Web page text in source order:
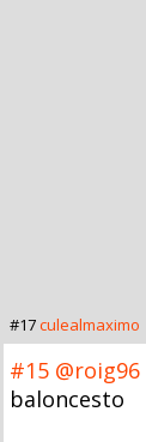
#17culealmaximo
#15 @roig96
baloncesto